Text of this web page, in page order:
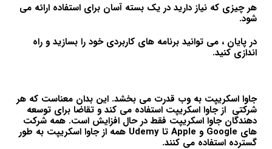
هر چیزی که نیاز دارید در یک بسته آسان برای استفاده ارائه می
شود.
در پایان ، می توانید برنامه های کاربردی خود را بسازید و راه
اندازی کنید.
جاوا اسکریپت به وب قدرت می بخشد. این بدان معناست که هر
شرکتی از جاوا اسکریپت استفاده می کند و تقاضا برای توسعه
دهندگان جاوا اسکریپت فقط در حال افزایش است. همه شرکت
های Google و Apple تا Udemy همه از جاوا اسکریپت به طور
گسترده استفاده می کنند.